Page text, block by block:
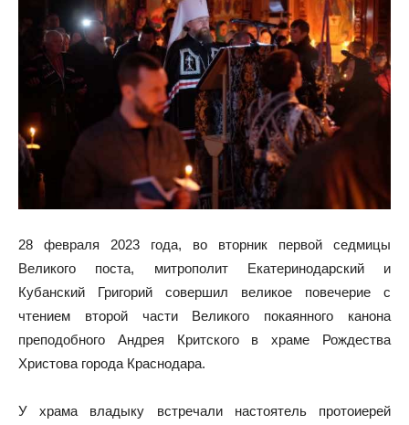
28 февраля 2023 года, во вторник первой седмицы
Великого поста, митрополит Екатеринодарский и
Кубанский Григорий совершил великое повечерие с
чтением второй части Великого покаянного канона
преподобного Андрея Критского в храме Рождества
Христова города Краснодара.
У храма владыку встречали настоятель протоиерей